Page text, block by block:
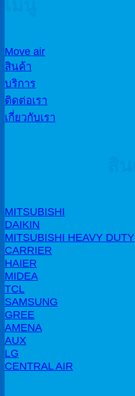
Move air
สินค้า
บริการ
ติดต่อเรา
เกี่ยวกับเรา
MITSUBISHI
DAIKIN
MITSUBISHI HEAVY DUTY
CARRIER
HAIER
MIDEA
TCL
SAMSUNG
GREE
AMENA
AUX
LG
CENTRAL AIR